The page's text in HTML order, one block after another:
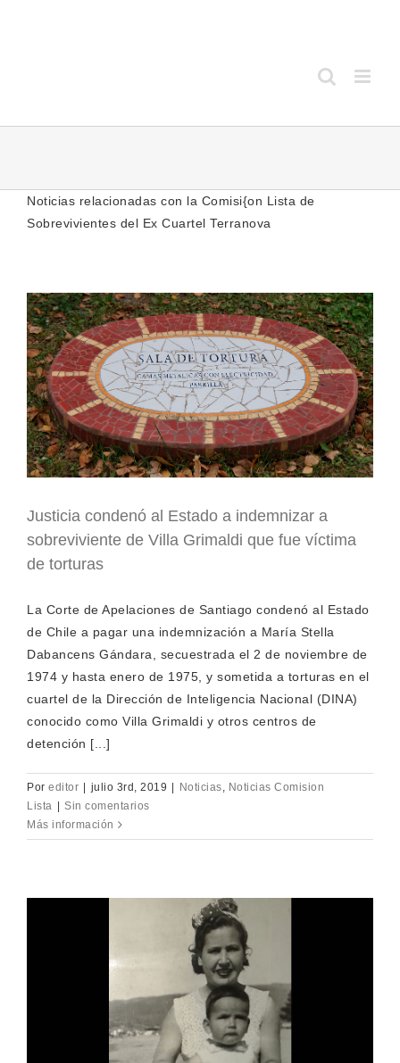
Noticias relacionadas con la Comisi{on Lista de
Sobrevivientes del Ex Cuartel Terranova
Justicia condenó al Estado a indemnizar a
sobreviviente de Villa Grimaldi que fue víctima
de torturas
La Corte de Apelaciones de Santiago condenó al Estado
de Chile a pagar una indemnización a María Stella
Dabancens Gándara, secuestrada el 2 de noviembre de
1974 y hasta enero de 1975, y sometida a torturas en el
cuartel de la Dirección de Inteligencia Nacional (DINA)
conocido como Villa Grimaldi y otros centros de
detención [...]
Por editor julio 3rd, 2019 Noticias, Noticias Comision
Lista
Sin comentarios
Más información